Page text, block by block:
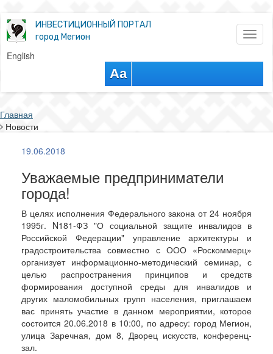
ИНВЕСТИЦИОННЫЙ ПОРТАЛ
город Мегион
English
Aa
Главная
Новости
19.06.2018
Уважаемые предприниматели
города!
В целях исполнения Федерального закона от 24 ноября
1995г. N181-ФЗ "О социальной защите инвалидов в
Российской Федерации" управление архитектуры и
градостроительства совместно с ООО «Роскоммерц»
организует информационно-методический семинар, с
целью распространения принципов и средств
формирования доступной среды для инвалидов и
других маломобильных групп населения, приглашаем
вас принять участие в данном мероприятии, которое
состоится 20.06.2018 в 10:00, по адресу: город Мегион,
улица Заречная, дом 8, Дворец искусств, конференц-
зал.